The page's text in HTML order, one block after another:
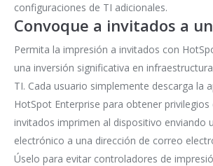
configuraciones de TI adicionales.
Convoque a invitados a
Permita la impresión a invitados con
una inversión significativa en
TI. Cada usuario simplemente descarga la
HotSpot Enterprise para obtener
invitados imprimen al dispositivo enviando
electrónico a una dirección de correo
Úselo para evitar controladores de